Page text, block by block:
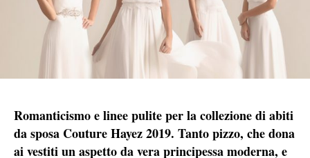
Romanticismo e linee pulite per la collezione di abiti
da sposa Couture Hayez 2019. Tanto pizzo, che dona
ai vestiti un aspetto da vera principessa moderna, e